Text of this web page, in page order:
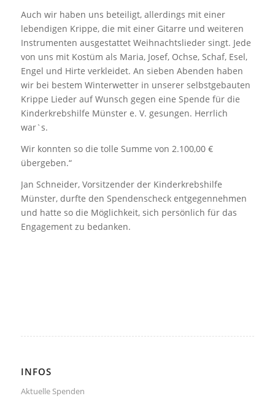
Auch wir haben uns beteiligt, allerdings mit einer
lebendigen Krippe, die mit einer Gitarre und weiteren
Instrumenten ausgestattet Weihnachtslieder singt. Jede
von uns mit Kostüm als Maria, Josef, Ochse, Schaf, Esel,
Engel und Hirte verkleidet. An sieben Abenden haben
wir bei bestem Winterwetter in unserer selbstgebauten
Krippe Lieder auf Wunsch gegen eine Spende für die
Kinderkrebshilfe Münster e. V. gesungen. Herrlich
war`s.
Wir konnten so die tolle Summe von 2.100,00 €
übergeben.“
Jan Schneider, Vorsitzender der Kinderkrebshilfe
Münster, durfte den Spendenscheck entgegennehmen
und hatte so die Möglichkeit, sich persönlich für das
Engagement zu bedanken.
INFOS
Aktuelle Spenden